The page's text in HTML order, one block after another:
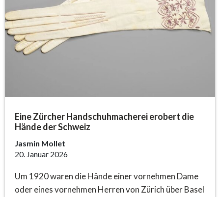
Eine Zürcher Handschuhmacherei erobert die
Hände der Schweiz
Jasmin Mollet
20. Januar 2026
Um 1920 waren die Hände einer vornehmen Dame
oder eines vornehmen Herren von Zürich über Basel